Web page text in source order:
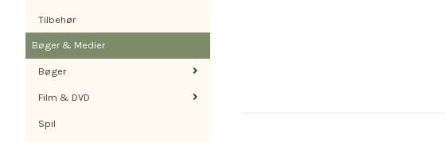
Tilbehør
Bøger & Medier
Bøger
Film & DVD
Spil